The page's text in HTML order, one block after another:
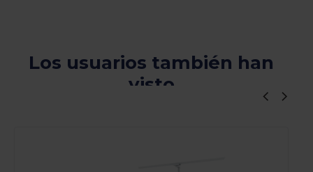
Los usuarios también han
visto